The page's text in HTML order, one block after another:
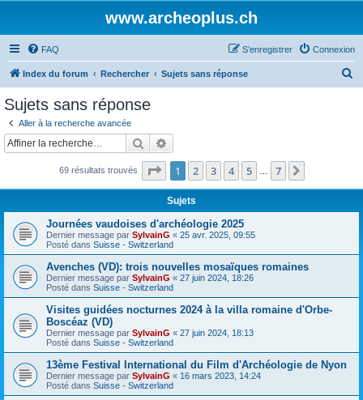
www.archeoplus.ch
FAQ Connexion
S’enregistrer
Index du forum Rechercher Sujets sans réponse
c
Sujets sans réponse
Aller à la recherche avancée
Rechercher
69 résultats trouvés Page 1sur7
1 2 3 4 5 7
Sujets
Journées vaudoises d'archéologie 2025
Dernier message par SylvainG « 25 avr. 2025, 09:55
Posté dans Suisse - Switzerland
Avenches (VD): trois nouvelles mosaïques romaines
Dernier message par SylvainG « 27 juin 2024, 18:26
Posté dans Suisse - Switzerland
Visites guidées nocturnes 2024 à la villa romaine d'Orbe-
Boscéaz (VD)
Dernier message par SylvainG « 27 juin 2024, 18:13
Posté dans Suisse - Switzerland
13ème Festival International du Film d'Archéologie de Nyon
Dernier message par SylvainG « 16 mars 2023, 14:24
Posté dans Suisse - Switzerland